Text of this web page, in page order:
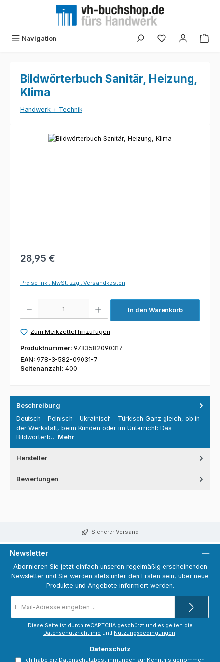
Zum Hauptinhalt springen
Navigation
Bildwörterbuch Sanitär, Heizung,
Klima
Handwerk + Technik
Bildergalerie überspringen
28,95 €
Preise inkl. MwSt. zzgl. Versandkosten
In den Warenkorb
Zum Merkzettel hinzufügen
Produktnummer: 9783582090317
EAN: 978-3-582-09031-7
Seitenanzahl: 400
Beschreibung
Deutsch - Polnisch - Ukrainisch - Türkisch Ganz gleich, ob in
der Werkstatt, beim Kunden oder im Unterricht: Das
Bildwörterb… Mehr
Hersteller
Bewertungen
Sicherer Versand
Newsletter
Abonnieren Sie jetzt einfach unseren regelmäßig erscheinenden
Newsletter und Sie werden stets unter den Ersten sein, über neue
Produkte und Angebote informiert werden.
Mail-
Adresse
Diese Seite ist durch reCAPTCHA geschützt und es gelten die
Datenschutzrichtlinie und Nutzungsbedingungen.
Datenschutz
Ich habe die Datenschutzbestimmungen zur Kenntnis genommen